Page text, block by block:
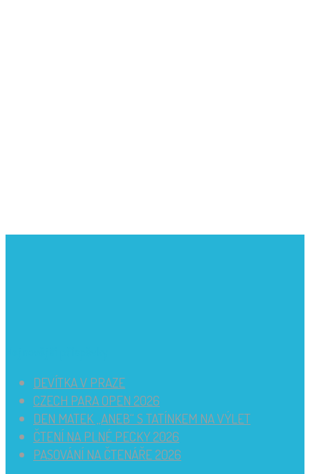
DEVÍTKA V PRAZE
CZECH PARA OPEN 2026
DEN MATEK „ANEB“ S TATÍNKEM NA VÝLET
ČTENÍ NA PLNÉ PECKY 2026
PASOVÁNÍ NA ČTENÁŘE 2026